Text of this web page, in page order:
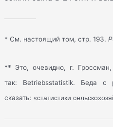
* См. настоящий том, стр. 193.
** Это, очевидно, г.
так: Betriebsstatistik. Беда с
сказать:«статистики